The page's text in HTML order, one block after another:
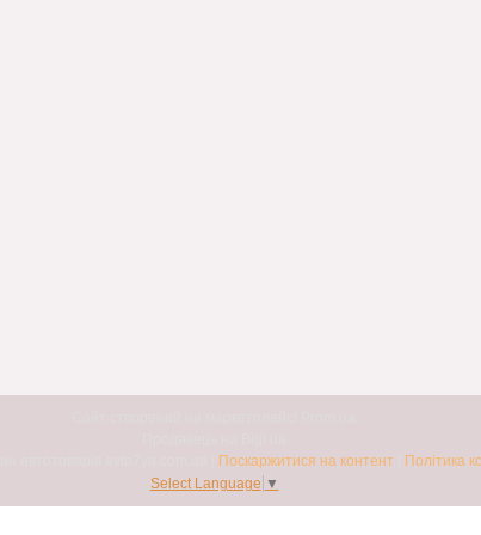
Поскаржитися на контент
Політика
Select Language ▼